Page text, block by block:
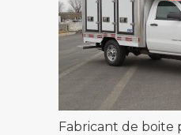
Fabricant de boite